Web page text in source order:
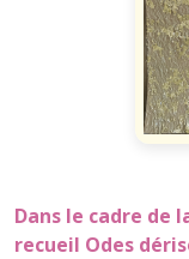
Dans le cadre de
recueil Odes